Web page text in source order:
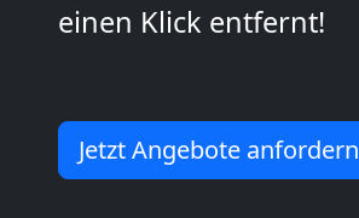
einen Klick entfernt!
Jetzt Angebote anfordern
Neustadt
Möbelmontage
Wiener